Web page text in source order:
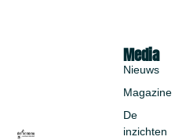
Media
Nieuws
Magazine
De
inzichten